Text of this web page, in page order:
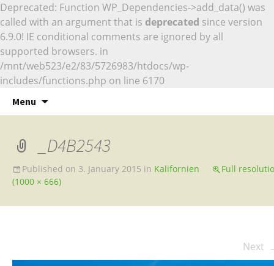
Deprecated: Function WP_Dependencies->add_data() was
called with an argument that is deprecated since version
6.9.0! IE conditional comments are ignored by all
supported browsers. in
/mnt/web523/e2/83/5726983/htdocs/wp-
includes/functions.php on line 6170
Marcus Siebert –
Naturfotografie
Naturfotografie
Menu
_D4B2543
Published on 3. January 2015 in Kalifornien
Full
(1000 × 666)
Next